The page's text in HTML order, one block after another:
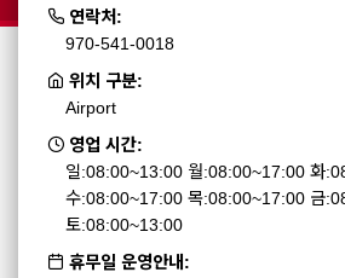
연락처:
970-541-0018
위치 구분:
Airport
영업 시간:
일:08:00~13:00 월:08:00~17:00 화
수:08:00~17:00 목:08:00~17:00 금
토:08:00~13:00
휴무일 운영안내: